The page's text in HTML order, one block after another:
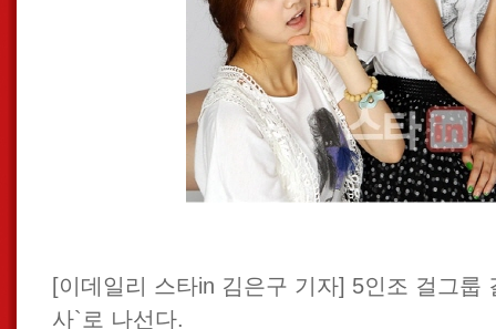
[이데일리 스타in 김은구 기자] 5인조 걸그룹
사`로 나선다.